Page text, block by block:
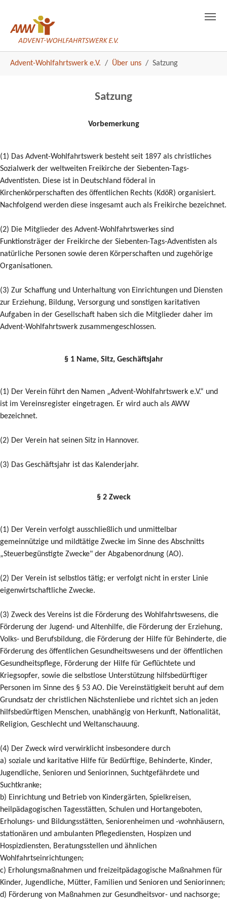
Advent-Wohlfahrtswerk e.V.
Über uns Satzung
Satzung
Vorbemerkung
(1) Das Advent-Wohlfahrtswerk besteht seit 1897 als christliches
Sozialwerk der weltweiten Freikirche der Siebenten-Tags-
Adventisten. Diese ist in Deutschland föderal in
Kirchenkörperschaften des öffentlichen Rechts (KdöR) organisiert.
Nachfolgend werden diese insgesamt auch als Freikirche bezeichnet.
(2) Die Mitglieder des Advent-Wohlfahrtswerkes sind
Funktionsträger der Freikirche der Siebenten-Tags-Adventisten als
natürliche Personen sowie deren Körperschaften und zugehörige
Organisationen.
(3) Zur Schaffung und Unterhaltung von Einrichtungen und Diensten
zur Erziehung, Bildung, Versorgung und sonstigen karitativen
Aufgaben in der Gesellschaft haben sich die Mitglieder daher im
Advent-Wohlfahrtswerk zusammengeschlossen.
§ 1 Name, Sitz, Geschäftsjahr
(1) Der Verein führt den Namen „Advent-Wohlfahrtswerk e.V.“ und
ist im Vereinsregister eingetragen. Er wird auch als AWW
bezeichnet.
(2) Der Verein hat seinen Sitz in Hannover.
(3) Das Geschäftsjahr ist das Kalenderjahr.
§ 2 Zweck
(1) Der Verein verfolgt ausschließlich und unmittelbar
gemeinnützige und mildtätige Zwecke im Sinne des Abschnitts
„Steuerbegünstigte Zwecke" der Abgabenordnung (AO).
(2) Der Verein ist selbstlos tätig; er verfolgt nicht in erster Linie
eigenwirtschaftliche Zwecke.
(3) Zweck des Vereins ist die Förderung des Wohlfahrtswesens, die
Förderung der Jugend- und Altenhilfe, die Förderung der Erziehung,
Volks- und Berufsbildung, die Förderung der Hilfe für Behinderte, die
Förderung des öffentlichen Gesundheitswesens und der öffentlichen
Gesundheitspflege, Förderung der Hilfe für Geflüchtete und
Kriegsopfer, sowie die selbstlose Unterstützung hilfsbedürftiger
Personen im Sinne des § 53 AO. Die Vereinstätigkeit beruht auf dem
Grundsatz der christlichen Nächstenliebe und richtet sich an jeden
hilfsbedürftigen Menschen, unabhängig von Herkunft, Nationalität,
Religion, Geschlecht und Weltanschauung.
(4) Der Zweck wird verwirklicht insbesondere durch
a) soziale und karitative Hilfe für Bedürftige, Behinderte, Kinder,
Jugendliche, Senioren und Seniorinnen, Suchtgefährdete und
Suchtkranke;
b) Einrichtung und Betrieb von Kindergärten, Spielkreisen,
heilpädagogischen Tagesstätten, Schulen und Hortangeboten,
Erholungs- und Bildungsstätten, Seniorenheimen und -wohnhäusern,
stationären und ambulanten Pflegediensten, Hospizen und
Hospizdiensten, Beratungsstellen und ähnlichen
Wohlfahrtseinrichtungen;
c) Erholungsmaßnahmen und freizeitpädagogische Maßnahmen für
Kinder, Jugendliche, Mütter, Familien und Senioren und Seniorinnen;
d) Förderung von Maßnahmen zur Gesundheitsvor- und nachsorge;